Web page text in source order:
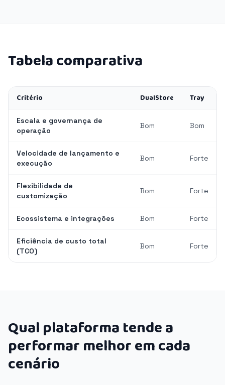
Tabela comparativa
Critério DualStore Tray
Escala e governança de
operação
Bom Bom
Velocidade de lançamento e
execução
Bom Forte
Flexibilidade de
customização
Bom Forte
Ecossistema e integrações Bom Forte
Eficiência de custo total
(TCO)
Bom Forte
Qual plataforma tende a
performar melhor em cada
cenário